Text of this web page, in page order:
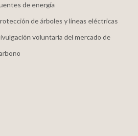
de energía
de árboles y líneas eléctricas
voluntaria del mercado de